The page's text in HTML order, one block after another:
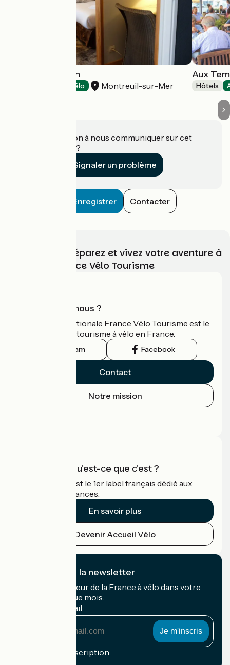
Aux Temps d'Em
Accueil Vélo Montreuil-sur-Mer
Aux
Hôtels
Une information à nous communiquer sur cet
établissement ?
Signaler un problème
Enregistrer Contacter
Choisissez, préparez et vivez votre aventure à
vélo avec France Vélo Tourisme
Qui sommes-nous ?
L'association nationale France Vélo Tourisme est le
guide officiel du tourisme à vélo en France.
Instagram Facebook
Contact
Notre mission
Accueil Vélo qu'est-ce que c'est ?
Accueil Vélo c'est le 1er label français dédié aux
cyclistes en vacances.
En savoir plus
Devenir Accueil Vélo
Je m'abonne à la newsletter
Recevez le meilleur de la France à vélo dans votre
boîte mail chaque mois.
Mon adresse mail
Conditions d'inscription